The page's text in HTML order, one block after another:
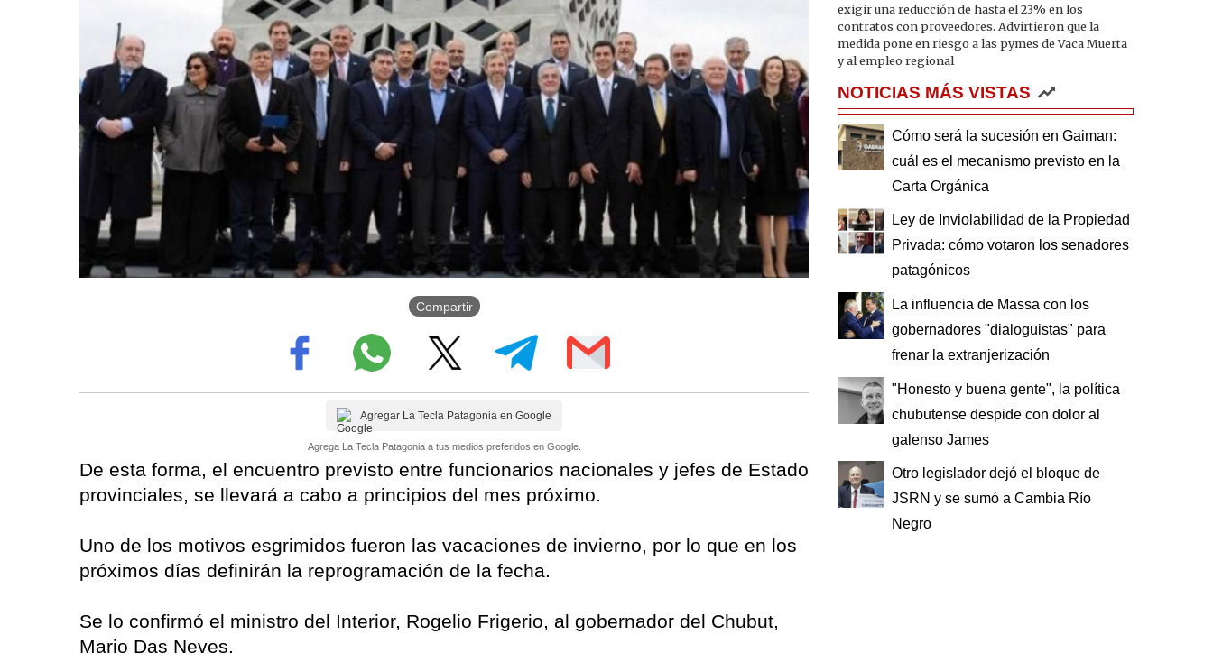
Compartir
Agregar La Tecla Patagonia en Google
Agrega La Tecla Patagonia a tus medios preferidos en Google.
De esta forma, el encuentro previsto entre funcionarios nacionales y jefes de Estado
provinciales, se llevará a cabo a principios del mes próximo.
Uno de los motivos esgrimidos fueron las vacaciones de invierno, por lo que en los
próximos días definirán la reprogramación de la fecha.
Se lo confirmó el ministro del Interior, Rogelio Frigerio, al gobernador del Chubut,
Mario Das Neves.
exigir una reducción de hasta el 23% en los
contratos con proveedores. Advirtieron que la
medida pone en riesgo a las pymes de Vaca Muerta
y al empleo regional
NOTICIAS MÁS VISTAS
Cómo será la sucesión en Gaiman:
cuál es el mecanismo previsto en la
Carta Orgánica
Ley de Inviolabilidad de la Propiedad
Privada: cómo votaron los senadores
patagónicos
La influencia de Massa con los
gobernadores "dialoguistas" para
frenar la extranjerización
"Honesto y buena gente", la política
chubutense despide con dolor al
galenso James
Otro legislador dejó el bloque de
JSRN y se sumó a Cambia Río
Negro